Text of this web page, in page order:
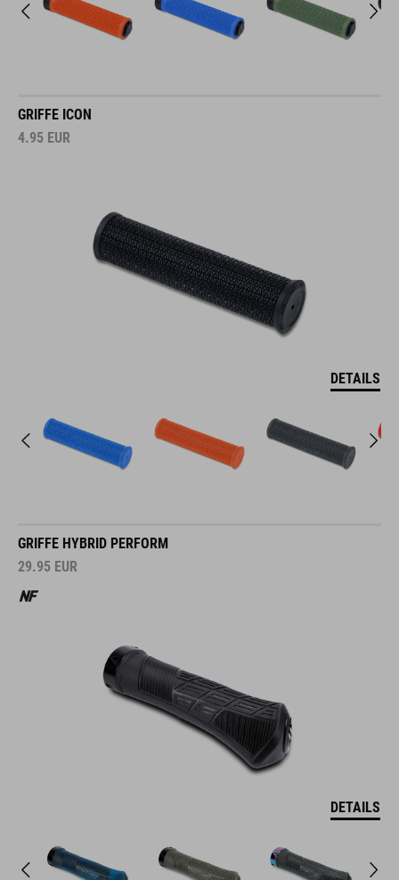
GRIFFE ICON
4.95 EUR
DETAILS
GRIFFE HYBRID PERFORM
29.95 EUR
DETAILS